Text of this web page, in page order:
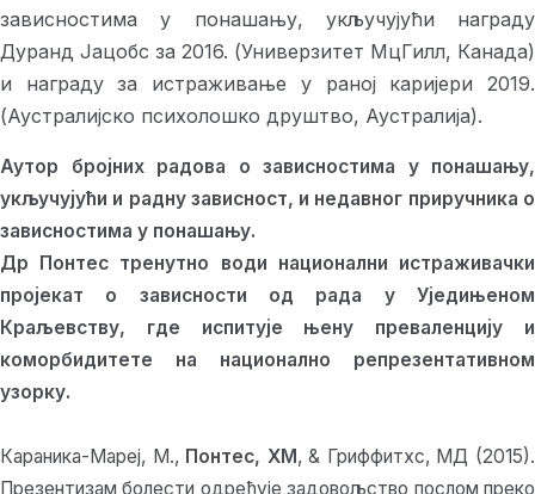
зависностима у понашању, укључујући награду
Дуранд Јацобс за 2016. (Универзитет МцГилл, Канада)
и награду за истраживање у раној каријери 2019.
(Аустралијско психолошко друштво, Аустралија).
Аутор бројних радова о зависностима у понашању,
укључујући и радну зависност, и недавног приручника о
зависностима у понашању.
Др Понтес тренутно води национални истраживачки
пројекат о зависности од рада у Уједињеном
Краљевству, где испитује њену преваленцију и
коморбидитете на национално репрезентативном
узорку.
Караника-Мареј, М., Понтес, ХМ , & Гриффитхс, МД (2015).
Презентизам болести одређује задовољство послом преко